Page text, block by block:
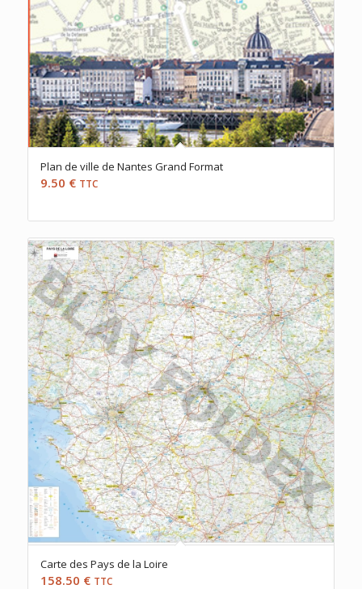
Plan de ville de Nantes Grand Format
9.50 € TTC
Carte des Pays de la Loire
158.50 € TTC